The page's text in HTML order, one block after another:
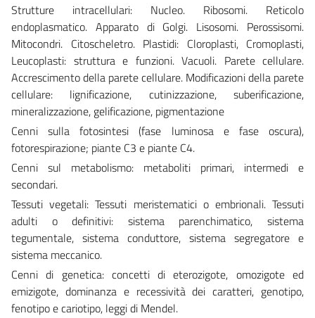
Strutture intracellulari: Nucleo. Ribosomi. Reticolo
endoplasmatico. Apparato di Golgi. Lisosomi. Perossisomi.
Mitocondri. Citoscheletro. Plastidi: Cloroplasti, Cromoplasti,
Leucoplasti: struttura e funzioni. Vacuoli. Parete cellulare.
Accrescimento della parete cellulare. Modificazioni della parete
cellulare: lignificazione, cutinizzazione, suberificazione,
mineralizzazione, gelificazione, pigmentazione
Cenni sulla fotosintesi (fase luminosa e fase oscura),
fotorespirazione; piante C3 e piante C4.
Cenni sul metabolismo: metaboliti primari, intermedi e
secondari.
Tessuti vegetali: Tessuti meristematici o embrionali. Tessuti
adulti o definitivi: sistema parenchimatico, sistema
tegumentale, sistema conduttore, sistema segregatore e
sistema meccanico.
Cenni di genetica: concetti di eterozigote, omozigote ed
emizigote, dominanza e recessività dei caratteri, genotipo,
fenotipo e cariotipo, leggi di Mendel.